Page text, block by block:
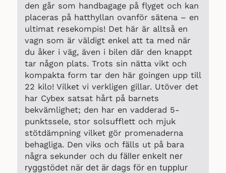
den går som handbagage på flyget och kan
placeras på hatthyllan ovanför sätena – en
ultimat resekompis! Det här är alltså en
vagn som är väldigt enkel att ta med när
du åker i väg, även i bilen där den knappt
tar någon plats. Trots sin nätta vikt och
kompakta form tar den här goingen upp till
22 kilo! Vilket vi verkligen gillar. Utöver det
har Cybex satsat hårt på barnets
bekvämlighet; den har en vadderad 5-
punktssele, stor solsufflett och mjuk
stötdämpning vilket gör promenaderna
behagliga. Den viks och fälls ut på bara
några sekunder och du fäller enkelt ner
ryggstödet när det är dags för en tupplur